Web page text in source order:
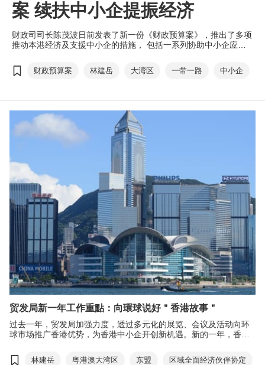
案 续扶中小企提振经济
财政司司长陈茂波日前发表了新一份《财政预算案》，推出了多项
推动本港经济及支援中小企的措施， 包括一系列协助中小企应对
港、推动绿色及数字转型等，香港贸发局表示欢迎，并会积极配
合。
财政预算案 林建岳 大湾区 一带一路 中小企
贸发局新一年工作重點：向環球说好＂香港故事＂
过去一年，贸发局加强力度，透过多元化的展览、会议及活动向环
球市场推广香港优势，为香港中小企开创新机遇。新的一年，香港
云帆。
林建岳 粤港澳大湾区 东盟 区域全面经济伙伴协定